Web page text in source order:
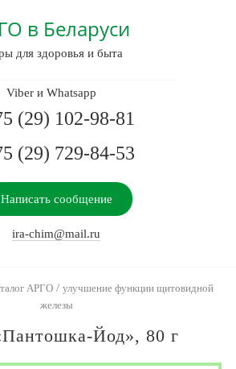
в Беларуси
для здоровья и быта
Viber и Whatsapp
(29) 102-98-81
(29) 729-84-53
Написать сообщение
ira-chim@mail.ru
АРГО / улучшение функции щитовидной
железы
Йод», 80 г